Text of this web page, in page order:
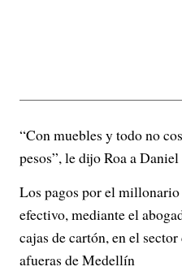
“Con muebles y todo no
pesos”, le dijo Roa a
Los pagos por el
efectivo, mediante el
cajas de cartón, en el
afueras de Medellín